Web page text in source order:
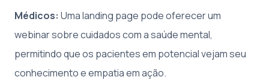
Médicos: Uma landing page pode oferecer um
webinar sobre cuidados com a saúde mental,
permitindo que os pacientes em potencial vejam seu
conhecimento e empatia em ação.